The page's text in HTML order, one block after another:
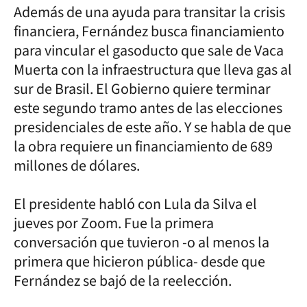
Además de una ayuda para transitar la crisis
financiera, Fernández busca financiamiento
para vincular el gasoducto que sale de Vaca
Muerta con la infraestructura que lleva gas al
sur de Brasil. El Gobierno quiere terminar
este segundo tramo antes de las elecciones
presidenciales de este año. Y se habla de que
la obra requiere un financiamiento de 689
millones de dólares.
El presidente habló con Lula da Silva el
jueves por Zoom. Fue la primera
conversación que tuvieron -o al menos la
primera que hicieron pública- desde que
Fernández se bajó de la reelección.